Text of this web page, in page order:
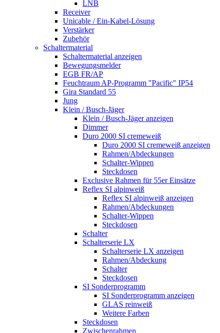
LNB
Receiver
Unicable / Ein-Kabel-Lösung
Verstärker
Zubehör
Schaltermaterial
Schaltermaterial anzeigen
Bewegungsmelder
EGB FR/AP
Feuchtraum AP-Programm "Pacific" IP54
Gira Standard 55
Jung
Klein / Busch-Jäger
Klein / Busch-Jäger anzeigen
Dimmer
Duro 2000 SI cremeweiß
Duro 2000 SI cremeweiß anzeigen
Rahmen/Abdeckungen
Schalter-Wippen
Steckdosen
Exclusive Rahmen für 55er Einsätze
Reflex SI alpinweiß
Reflex SI alpinweiß anzeigen
Rahmen/Abdeckungen
Schalter-Wippen
Steckdosen
Schalter
Schalterserie LX
Schalterserie LX anzeigen
Rahmen/Abdeckung
Schalter
Steckdosen
SI Sonderprogramm
SI Sonderprogramm anzeigen
GLAS reinweiß
Weitere Farben
Steckdosen
Zwischenrahmen